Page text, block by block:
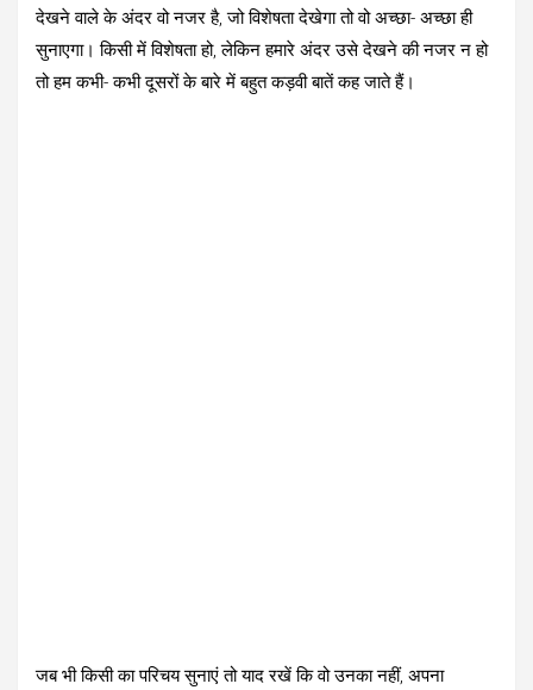
देखने वाले के अंदर वो नजर है, जो विशेषता देखेगा तो वो अच्छा- अच्छा ही
सुनाएगा। किसी में विशेषता हो, लेकिन हमारे अंदर उसे देखने की नजर न हो
तो हम कभी- कभी दूसरों के बारे में बहुत कड़वी बातें कह जाते हैं।
जब भी किसी का परिचय सुनाएं तो याद रखें कि वो उनका नहीं, अपना